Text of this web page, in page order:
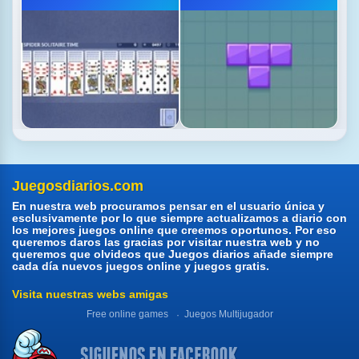
Juegosdiarios.com
En nuestra web procuramos pensar en el usuario única y
esclusivamente por lo que siempre actualizamos a diario con
los mejores juegos online que creemos oportunos. Por eso
queremos daros las gracias por visitar nuestra web y no
queremos que olvideos que Juegos diarios añade siempre
cada día nuevos juegos online y juegos gratis.
Visita nuestras webs amigas
Free online games Juegos Multijugador